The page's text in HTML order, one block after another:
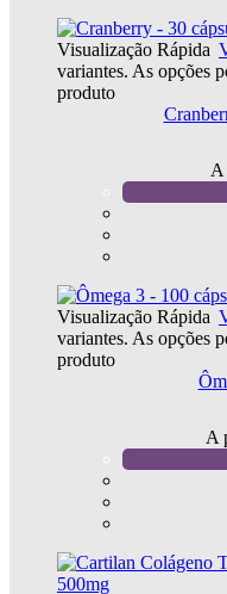
Visualização Rápida
variantes. As opções
produto
A
Visualização Rápida
variantes. As opções
produto
A